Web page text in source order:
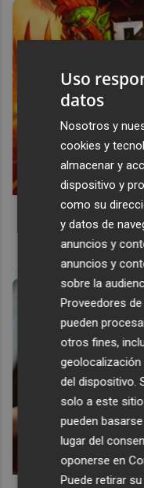
Corepunk MMORPG
Un verdadero
antes, pero mejor!
Uso
datos
Nosotros y
cookies y
almacenar y
dispositivo y
como su
y datos de
anuncios y
anuncios y
sobre la
Proveedores
pueden
otros fines,
del dispositivo.
solo a este
pueden
lugar del
oponerse en
Puede retirar